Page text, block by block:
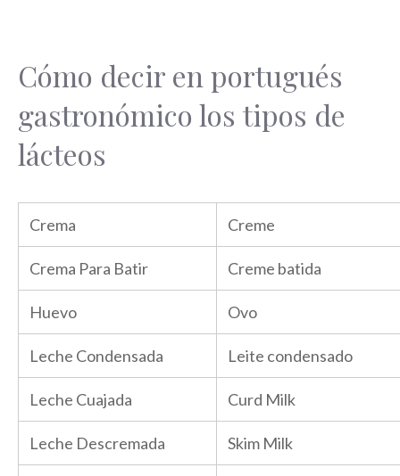
Cómo decir en portugués
gastronómico los tipos de
lácteos
Crema Creme
Crema Para Batir Creme batida
Huevo Ovo
Leche Condensada Leite condensado
Leche Cuajada Curd Milk
Leche Descremada Skim Milk